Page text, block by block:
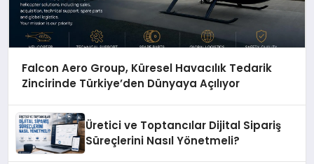
Falcon Aero Group, Küresel Havacılık Tedarik
Zincirinde Türkiye’den Dünyaya Açılıyor
Üretici ve Toptancılar Dijital Sipariş
Süreçlerini Nasıl Yönetmeli?